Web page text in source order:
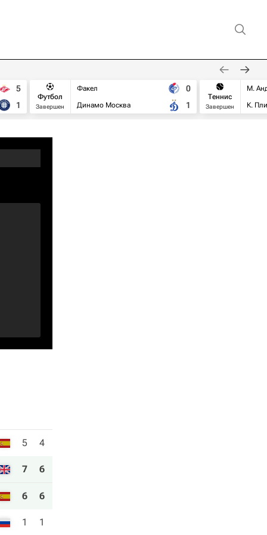
5
1
Футбол
Завершен
Факел
Динамо Москва
0
1
Теннис
Завершен
М.
К.
5 4
7 6
6 6
1 1